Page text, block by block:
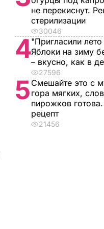
не перекиснут.
стерилизации
30046
4"Пригласили
Яблоки на зиму
– вкусно, как в
27596
5 Смешайте это с
гора мягких,
пирожков
рецепт
21456